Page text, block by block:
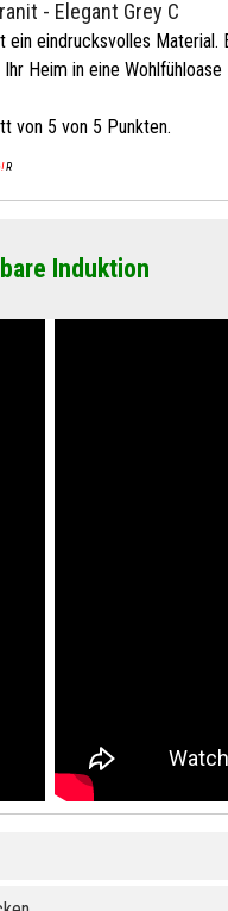
- Elegant Grey C
ein eindrucksvolles
Heim in eine Wohlfühloase
von 5 von 5 Punkten.
R
Induktion